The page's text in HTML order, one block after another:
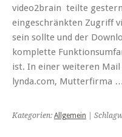
video2brain teilte
eingeschränkten Zugriff
sein sollte und der
komplette
ist. In einer weiteren
lynda.com, Mutterfirma …
Kategorien: Allgemein |